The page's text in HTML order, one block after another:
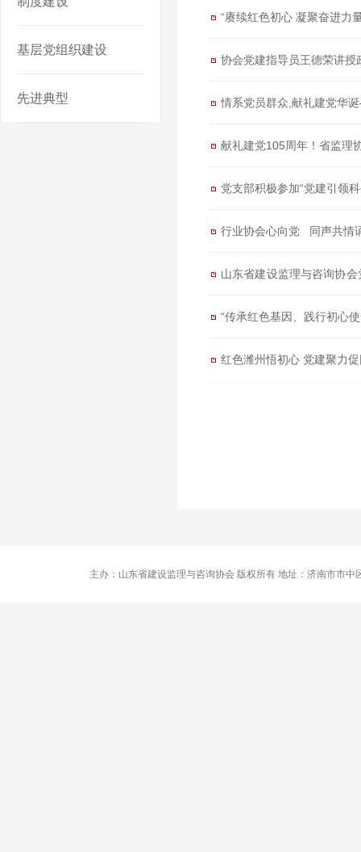
基层党组织建设
先进典型
“赓续红色初心 凝聚奋进力
协会党建指导员王德荣讲
情系党员群众,献礼建党华
献礼建党105周年！省监理
党支部积极参加“党建引领
行业协会心向党 同声共情
山东省建设监理与咨询协
“传承红色基因、践行初心
红色潍州悟初心 党建聚力
主办：山东省建设监理与咨询协会 版权所有 地址：济南市市